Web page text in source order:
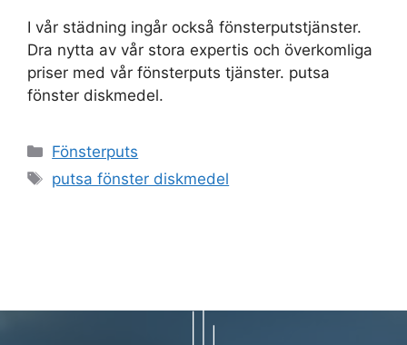
I vår städning ingår också fönsterputstjänster.
Dra nytta av vår stora expertis och överkomliga
priser med vår fönsterputs tjänster. putsa
fönster diskmedel.
Kategorier
Fönsterputs
Etiketter
putsa fönster diskmedel